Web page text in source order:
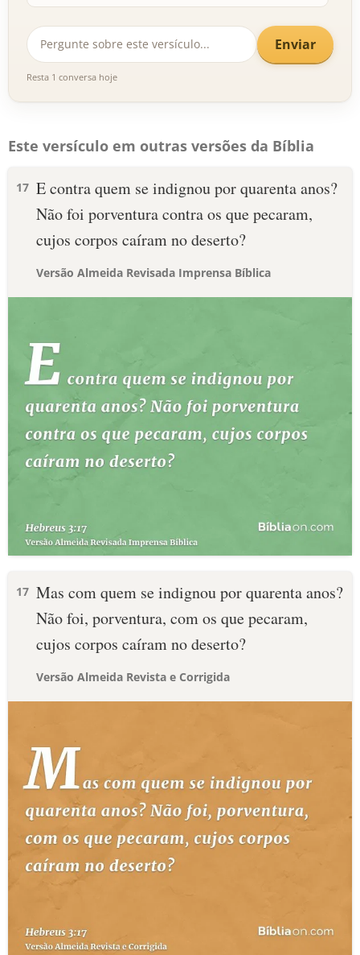
Enviar
Resta 1 conversa hoje
Este versículo em outras versões da Bíblia
17 E contra quem se indignou por quarenta anos?
Não foi porventura contra os que pecaram,
cujos corpos caíram no deserto?
Versão Almeida Revisada Imprensa Bíblica
17 Mas com quem se indignou por quarenta anos?
Não foi, porventura, com os que pecaram,
cujos corpos caíram no deserto?
Versão Almeida Revista e Corrigida